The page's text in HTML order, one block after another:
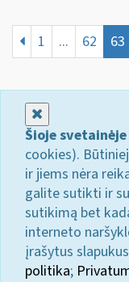
1 ... 62 63
Šioje
cookies).
ir jiems nėra
galite sutikti ir
sutikimą bet
interneto
įrašytus
politika;